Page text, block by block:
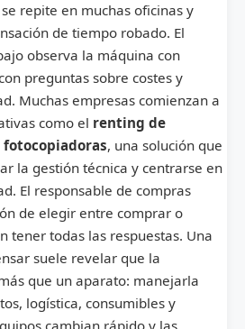
repite en muchas oficinas y
de tiempo robado. El
observa la máquina con
preguntas sobre costes y
Muchas empresas comienzan a
como el renting de
, una solución que
la gestión técnica y centrarse en
El responsable de compras
de elegir entre comprar o
tener todas las respuestas. Una
suele revelar que la
que un aparato: manejarla
logística, consumibles y